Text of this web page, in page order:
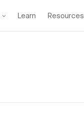
Learn Resources